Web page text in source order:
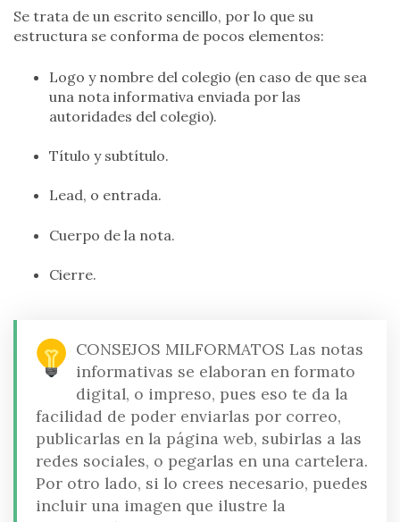
Se trata de un escrito sencillo, por lo que su
estructura se conforma de pocos elementos:
Logo y nombre del colegio (en caso de que sea
una nota informativa enviada por las
autoridades del colegio).
Título y subtítulo.
Lead, o entrada.
Cuerpo de la nota.
Cierre.
CONSEJOS MILFORMATOS Las notas
informativas se elaboran en formato
digital, o impreso, pues eso te da la
facilidad de poder enviarlas por correo,
publicarlas en la página web, subirlas a las
redes sociales, o pegarlas en una cartelera.
Por otro lado, si lo crees necesario, puedes
incluir una imagen que ilustre la